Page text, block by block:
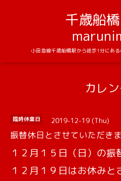
千歳船
小田急線千歳船橋駅から徒歩1分にある
カレ
臨時休業日 2019-12-19 (Thu)
振替休日とさせていただきま
１２月１５日（日）の振
１２月１９日はお休みと